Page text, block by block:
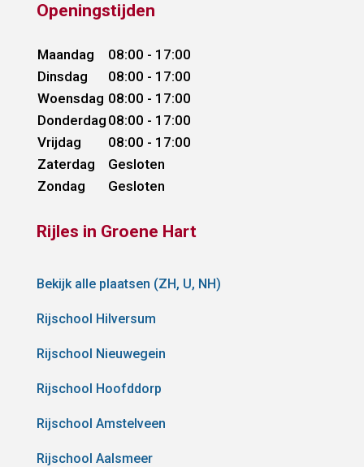
Openingstijden
Maandag
08:00 - 17:00
Dinsdag
08:00 - 17:00
Woensdag 08:00 - 17:00
Donderdag 08:00 - 17:00
Vrijdag
08:00 - 17:00
Zaterdag
Gesloten
Zondag
Gesloten
Rijles in Groene Hart
Bekijk alle plaatsen (ZH, U, NH)
Rijschool Hilversum
Rijschool Nieuwegein
Rijschool Hoofddorp
Rijschool Amstelveen
Rijschool Aalsmeer